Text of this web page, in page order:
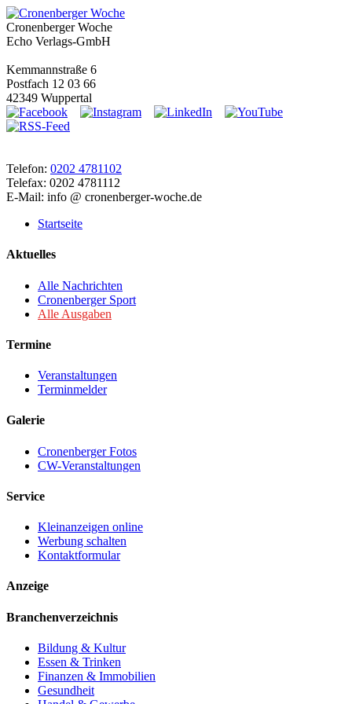
Cronenberger Woche
Echo Verlags-GmbH
Kemmannstraße 6
Postfach 12 03 66
42349 Wuppertal
Telefon: 0202 4781102
Telefax: 0202 4781112
E-Mail: info @ cronenberger-woche.de
Startseite
Aktuelles
Alle Nachrichten
Cronenberger Sport
Alle Ausgaben
Termine
Veranstaltungen
Terminmelder
Galerie
Cronenberger Fotos
CW-Veranstaltungen
Service
Kleinanzeigen online
Werbung schalten
Kontaktformular
Anzeige
Branchenverzeichnis
Bildung & Kultur
Essen & Trinken
Finanzen & Immobilien
Gesundheit